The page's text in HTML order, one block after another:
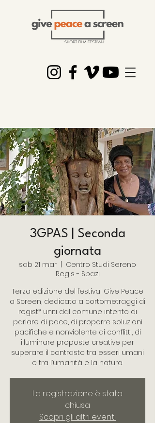
3GPAS | Seconda
giornata
sab 21 mar
Centro Studi Sereno
Regis - Spazi
Terza edizione del festival Give Peace
a Screen, dedicato a cortometraggi di
regist* uniti dal comune intento di
parlare di pace, di proporre soluzioni
pacifiche e nonviolente ai conflitti, di
illuminare proposte creative per
superare il contrasto tra esseri umani
e tra l’umanità e la natura.
La registrazione è stata
chiusa
Scopri gli altri eventi